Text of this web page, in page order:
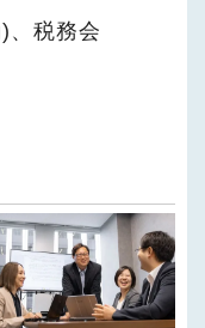
、税務会